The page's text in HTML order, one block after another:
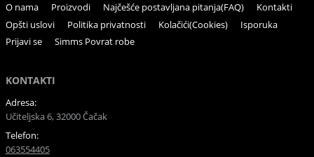
O nama Proizvodi Najčešće postavljana pitanja(FAQ)
Kontakti
Opšti uslovi
Politika privatnosti Kolačići(Cookies)
Isporuka
Prijavi se
Simms Povrat robe
KONTAKTI
Adresa:
Učiteljska 6, 32000 Čačak
Telefon:
063554405